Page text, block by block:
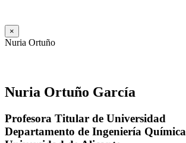
×
Nuria Ortuño
Nuria Ortuño García
Profesora Titular de Universidad
Departamento de Ingeniería Química